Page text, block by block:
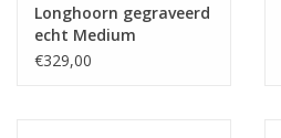
Longhoorn gegraveerd
echt Medium
€329,00